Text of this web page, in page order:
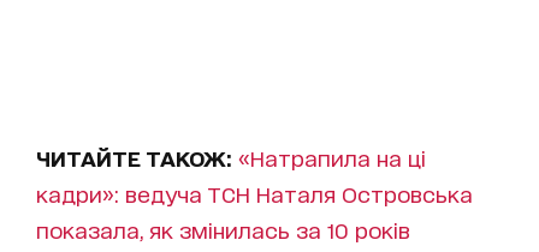
ЧИТАЙТЕ ТАКОЖ: «Натрапила на ці
кадри»: ведуча ТСН Наталя Островська
показала, як змінилась за 10 років